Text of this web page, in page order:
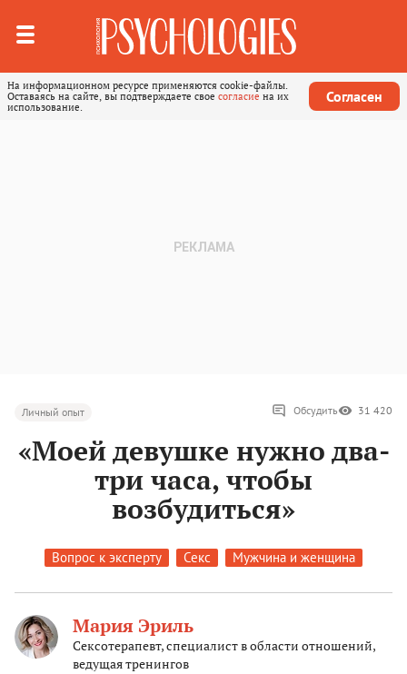
На информационном ресурсе применяются cookie-файлы.
Оставаясь на сайте, вы подтверждаете свое согласие на их
использование.
Согласен
Личный опыт Обсудить 31 420
«Моей девушке нужно два-
три часа, чтобы
возбудиться»
Вопрос к эксперту Секс Мужчина и женщина
Мария Эриль
Сексотерапевт, специалист в области отношений,
ведущая тренингов